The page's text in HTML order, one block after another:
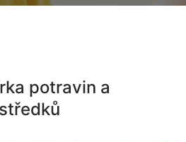
potravin a